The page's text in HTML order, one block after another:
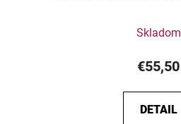
Skladom
€55,50
DETAIL